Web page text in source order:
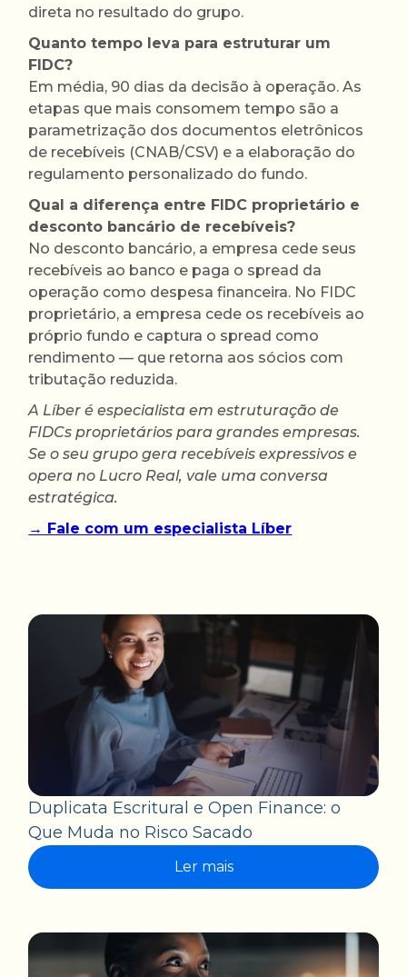
direta no resultado do grupo.
Quanto tempo leva para estruturar um
FIDC?
Em média, 90 dias da decisão à operação. As
etapas que mais consomem tempo são a
parametrização dos documentos eletrônicos
de recebíveis (CNAB/CSV) e a elaboração do
regulamento personalizado do fundo.
Qual a diferença entre FIDC proprietário e
desconto bancário de recebíveis?
No desconto bancário, a empresa cede seus
recebíveis ao banco e paga o spread da
operação como despesa financeira. No FIDC
proprietário, a empresa cede os recebíveis ao
próprio fundo e captura o spread como
rendimento — que retorna aos sócios com
tributação reduzida.
A Líber é especialista em estruturação de
FIDCs proprietários para grandes empresas.
Se o seu grupo gera recebíveis expressivos e
opera no Lucro Real, vale uma conversa
estratégica.
→ Fale com um especialista Líber
Duplicata Escritural e Open Finance: o
Que Muda no Risco Sacado
Ler mais